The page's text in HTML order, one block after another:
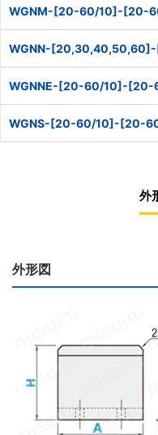
WGNM-[20-60/10]-[20-
WGNN-
WGNNE-[20-60/10]-[20-
WGNS-[20-60/10]-[20-
外
外形図